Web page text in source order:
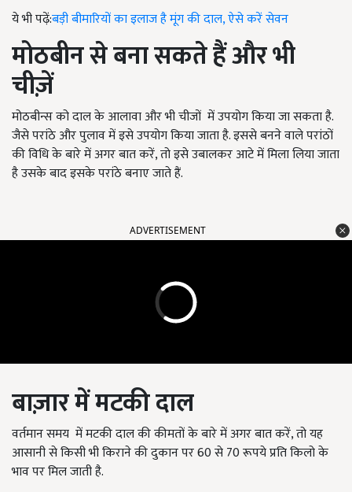
ये भी पढ़ें:बड़ी बीमारियों का इलाज है मूंग की दाल, ऐसे करें सेवन
मोठबीन से बना सकते हैं और भी
चीज़ें
मोठबीन्स को दाल के आलावा और भी चीजों में उपयोग किया जा सकता है.
जैसे परांठे और पुलाव में इसे उपयोग किया जाता है. इससे बनने वाले परांठों
की विधि के बारे में अगर बात करें, तो इसे उबालकर आटे में मिला लिया जाता
है उसके बाद इसके परांठे बनाए जाते हैं.
ADVERTISEMENT
बाज़ार में मटकी दाल
वर्तमान समय में मटकी दाल की कीमतों के बारे में अगर बात करें, तो यह
आसानी से किसी भी किराने की दुकान पर 60 से 70 रूपये प्रति किलो के
भाव पर मिल जाती है.